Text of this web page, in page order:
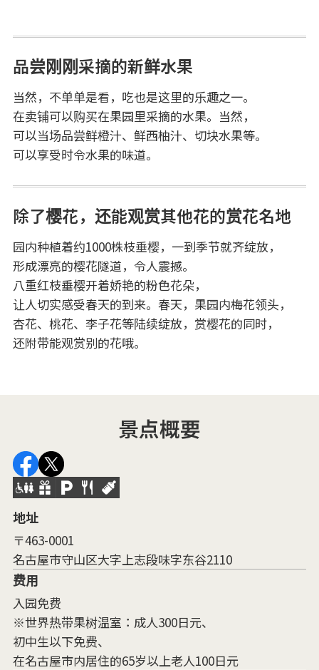
品尝刚刚采摘的新鲜水果
当然，不单单是看，吃也是这里的乐趣之一。
在卖铺可以购买在果园里采摘的水果。当然，
可以当场品尝鲜橙汁、鲜西柚汁、切块水果等。
可以享受时令水果的味道。
除了樱花，还能观赏其他花的赏花名地
园内种植着约1000株枝垂樱，一到季节就齐绽放，
形成漂亮的樱花隧道，令人震撼。
八重红枝垂樱开着娇艳的粉色花朵，
让人切实感受春天的到来。春天，果园内梅花领头，
杏花、桃花、李子花等陆续绽放，赏樱花的同时，
还附带能观赏别的花哦。
景点概要
地址
〒463-0001
名古屋市守山区大字上志段味字东谷2110
费用
入园免费
※世界热带果树温室：成人300日元、
初中生以下免费、
在名古屋市内居住的65岁以上老人100日元